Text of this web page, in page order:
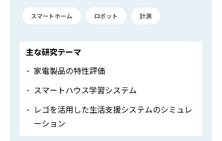
スマートホーム ロボット 計測
主な研究テーマ
家電製品の特性評価
スマートハウス学習システム
レゴを活用した生活支援システムのシミュレ
ーション